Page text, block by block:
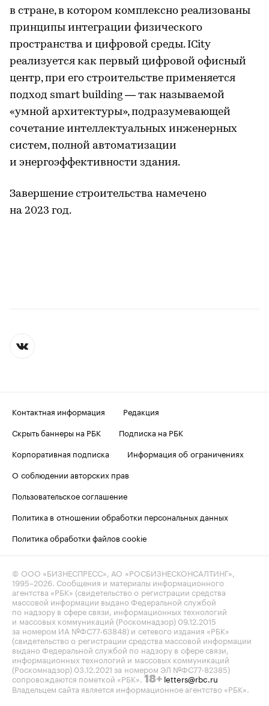
в стране, в котором комплексно реализованы
принципы интеграции физического
пространства и цифровой среды. IСity
реализуется как первый цифровой офисный
центр, при его строительстве применяется
подход smart building — так называемой
«умной архитектуры», подразумевающей
сочетание интеллектуальных инженерных
систем, полной автоматизации
и энергоэффективности здания.
Завершение строительства намечено
на 2023 год.
Контактная информация
Редакция
Скрыть баннеры на РБК
Подписка на РБК
Корпоративная подписка
Информация об ограничениях
О соблюдении авторских прав
Пользовательское соглашение
Политика в отношении обработки персональных данных
Политика обработки файлов cookie
© ООО «БИЗНЕСПРЕСС», АО «РОСБИЗНЕСКОНСАЛТИНГ»,
1995–2026. Сообщения и материалы информационного
агентства «РБК» (свидетельство о регистрации средства
массовой информации выдано Федеральной службой
по надзору в сфере связи, информационных технологий
и массовых коммуникаций (Роскомнадзор) 09.12.2015
за номером ИА №ФС77-63848) и сетевого издания «РБК»
(свидетельство о регистрации средства массовой информации
выдано Федеральной службой по надзору в сфере связи,
информационных технологий и массовых коммуникаций
(Роскомнадзор) 03.12.2021 за номером ЭЛ №ФС77-82385)
сопровождаются пометкой «РБК». 18+ letters@rbc.ru
Владельцем сайта является информационное агентство «РБК».